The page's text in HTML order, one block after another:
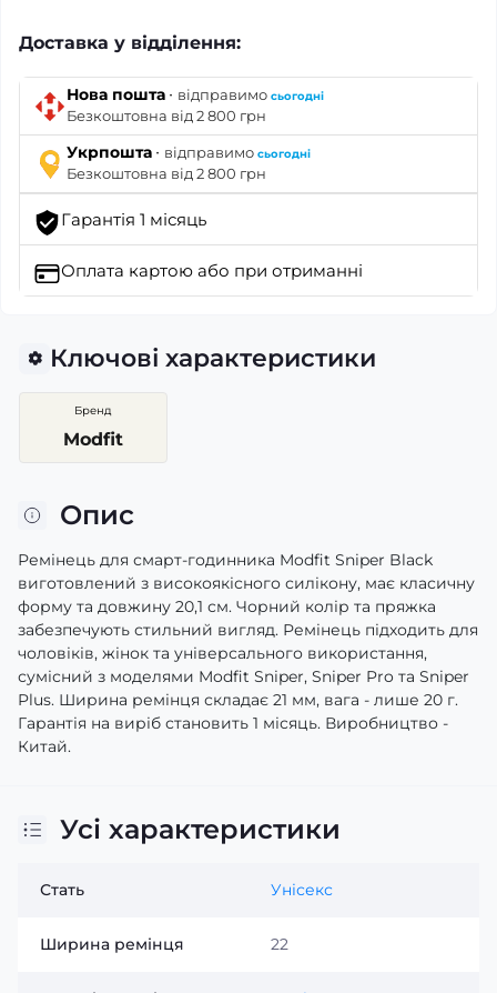
Доставка у відділення:
Нова пошта · відправимо сьогодні
Безкоштовна від 2 800 грн
Укрпошта · відправимо сьогодні
Безкоштовна від 2 800 грн
Гарантія 1 місяць
Оплата картою або при отриманні
Ключові характеристики
Бренд
Modfit
Опис
Ремінець для смарт-годинника Modfit Sniper Black
виготовлений з високоякісного силікону, має класичну
форму та довжину 20,1 см. Чорний колір та пряжка
забезпечують стильний вигляд. Ремінець підходить для
чоловіків, жінок та універсального використання,
сумісний з моделями Modfit Sniper, Sniper Pro та Sniper
Plus. Ширина ремінця складає 21 мм, вага - лише 20 г.
Гарантія на виріб становить 1 місяць. Виробництво -
Китай.
Усі характеристики
Стать Унісекс
Ширина ремінця 22